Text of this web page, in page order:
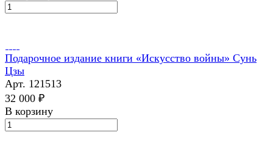
Подарочное издание книги «Искусство войны» Сунь
Цзы
Арт. 121513
32 000 ₽
В корзину